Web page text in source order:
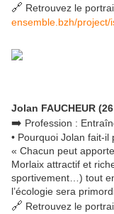
🔗 Retrouvez le
ensemble.bzh/project/
Jolan FAUCHEUR
➡️ Profession :
• Pourquoi Jolan fait-
« Chacun peut
Morlaix attractif et
sportivement…) tout
l’écologie sera
🔗 Retrouvez le